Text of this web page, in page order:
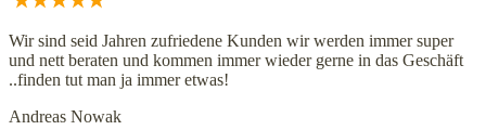
Wir sind seid Jahren zufriedene Kunden wir werden immer super
und nett beraten und kommen immer wieder gerne in das Geschäft
..finden tut man ja immer etwas!
Andreas Nowak